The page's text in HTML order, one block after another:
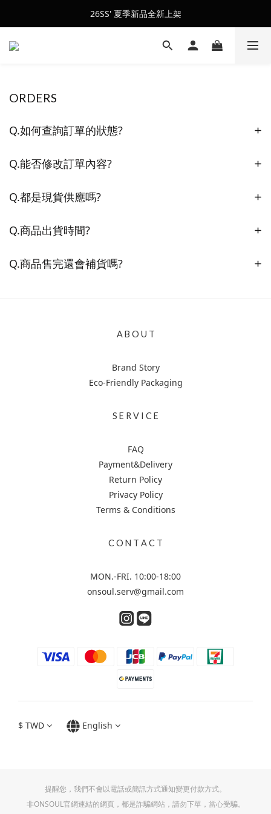
會員訂單滿$2500超取免運
26SS' 夏季新品全新上架
會員訂單滿$2500超取免運
ORDERS
Q.如何查詢訂單的狀態?
Q.能否修改訂單內容?
Q.都是現貨供應嗎?
Q.商品出貨時間?
Q.商品售完還會補貨嗎?
A B O U T
Brand Story
Eco-Friendly Packaging
S E R V I C E
FAQ
Payment&Delivery
Return Policy
Privacy Policy
Terms & Conditions
C O N T A C T
MON.-FRI. 10:00-18:00
onsoul.serv@gmail.com
$ TWD English
提醒您，我們不會以電話或簡訊方式通知變更付款方式。
非ONSOUL官網連結的網頁，都是詐騙網站，請勿下單，當心受騙。